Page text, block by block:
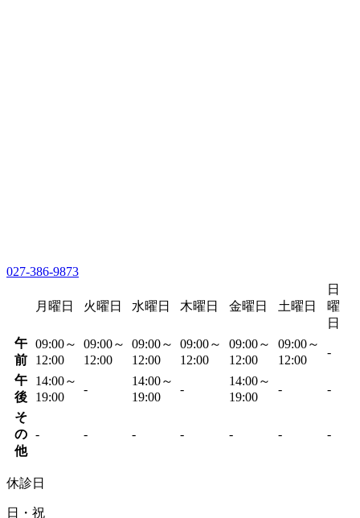
027-386-9873
月曜日 火曜日 水曜日 木曜日 金曜日 土曜日
日
曜
日
午
前
09:00～
12:00
09:00～
12:00
09:00～
12:00
09:00～
12:00
09:00～
12:00
09:00～
12:00
-
午
後
14:00～
19:00
-
14:00～
19:00
-
14:00～
19:00
- -
そ
の
他
- - - - - - -
休診日
日・祝